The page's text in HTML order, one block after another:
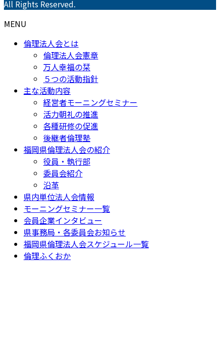
All Rights Reserved.
MENU
倫理法人会とは
倫理法人会憲章
万人幸福の栞
５つの活動指針
主な活動内容
経営者モーニングセミナー
活力朝礼の推進
各種研修の促進
後継者倫理塾
福岡県倫理法人会の紹介
役員・執行部
委員会紹介
沿革
県内単位法人会情報
モーニングセミナー一覧
会員企業インタビュー
県事務局・各委員会お知らせ
福岡県倫理法人会スケジュール一覧
倫理ふくおか